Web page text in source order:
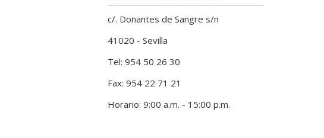
c/. Donantes de Sangre s/n
41020 - Sevilla
Tel: 954 50 26 30
Fax: 954 22 71 21
Horario: 9:00 a.m. - 15:00 p.m.